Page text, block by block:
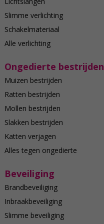
Slimme verlichting
Schakelmateriaal
Alle verlichting
Ongedierte bestrijden
Muizen bestrijden
Ratten bestrijden
Mollen bestrijden
Slakken bestrijden
Katten verjagen
Alles tegen ongedierte
Beveiliging
Brandbeveiliging
Inbraakbeveiliging
Slimme beveiliging